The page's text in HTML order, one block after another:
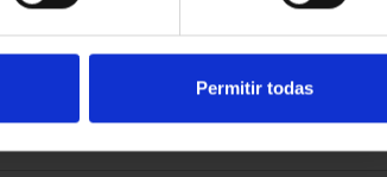
Permitir todas